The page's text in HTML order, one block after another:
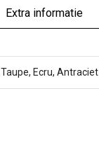
Extra informatie
Taupe, Ecru, Antraciet